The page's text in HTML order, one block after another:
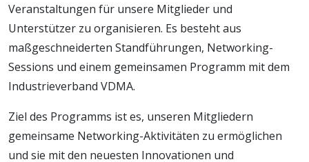
Veranstaltungen für unsere Mitglieder und
Unterstützer zu organisieren. Es besteht aus
maßgeschneiderten Standführungen, Networking-
Sessions und einem gemeinsamen Programm mit dem
Industrieverband VDMA.
Ziel des Programms ist es, unseren Mitgliedern
gemeinsame Networking-Aktivitäten zu ermöglichen
und sie mit den neuesten Innovationen und